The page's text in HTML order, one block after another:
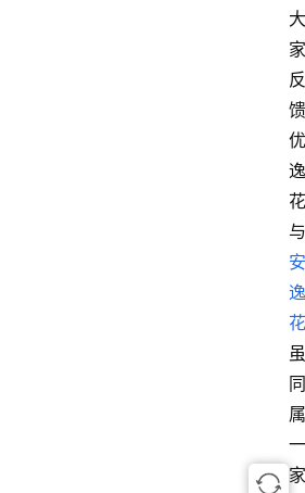
大
家
反
馈
优
逸
花
与
安
逸
花
虽
同
属
一
家